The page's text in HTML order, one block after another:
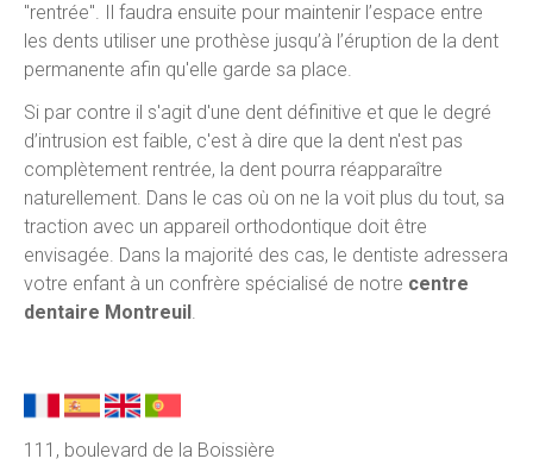
"rentrée". Il faudra ensuite pour maintenir l’espace entre
les dents utiliser une prothèse jusqu’à l’éruption de la dent
permanente afin qu'elle garde sa place.
Si par contre il s'agit d'une dent définitive et que le degré
d’intrusion est faible, c'est à dire que la dent n'est pas
complètement rentrée, la dent pourra réapparaître
naturellement. Dans le cas où on ne la voit plus du tout, sa
traction avec un appareil orthodontique doit être
envisagée. Dans la majorité des cas, le dentiste adressera
votre enfant à un confrère spécialisé de notre centre
dentaire Montreuil
111, boulevard de la Boissière